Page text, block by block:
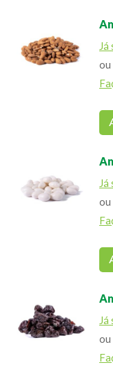
ou
ou
ou